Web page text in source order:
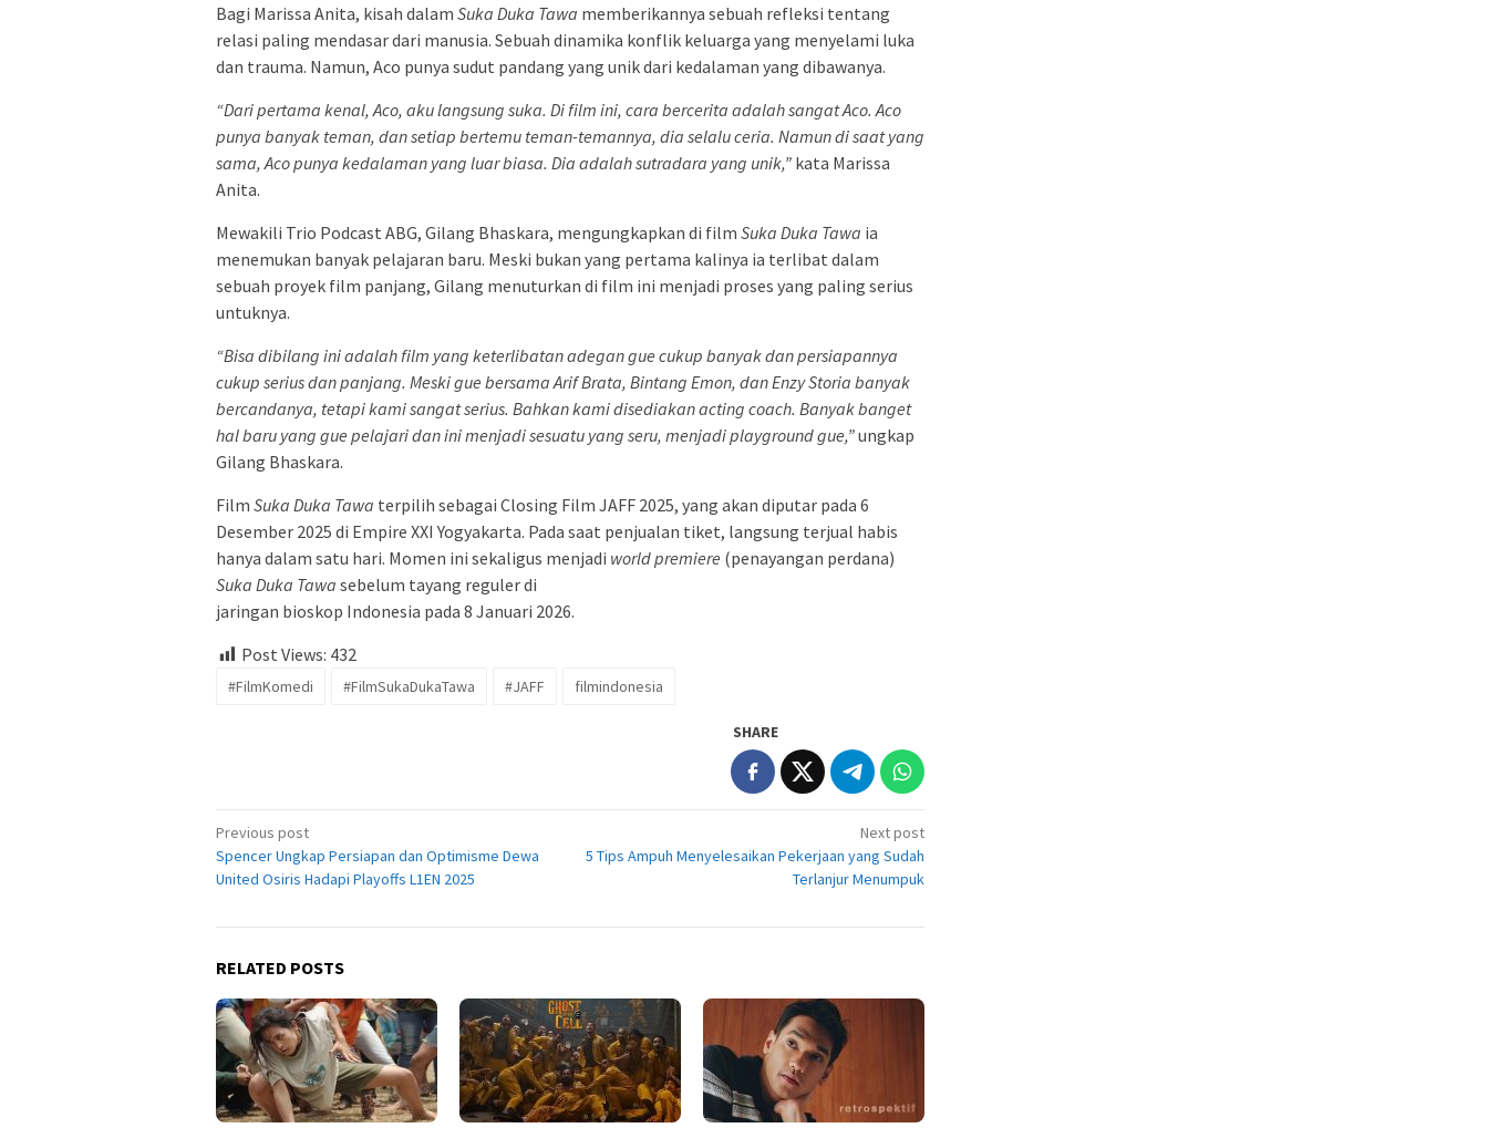
Bagi Marissa Anita, kisah dalam Suka Duka Tawa memberikannya sebuah refleksi tentang
relasi paling mendasar dari manusia. Sebuah dinamika konflik keluarga yang menyelami luka
dan trauma. Namun, Aco punya sudut pandang yang unik dari kedalaman yang dibawanya.
“Dari pertama kenal, Aco, aku langsung suka. Di film ini, cara bercerita adalah sangat Aco. Aco
punya banyak teman, dan setiap bertemu teman-temannya, dia selalu ceria. Namun di saat yang
sama, Aco punya kedalaman yang luar biasa. Dia adalah sutradara yang unik,” kata Marissa
Anita.
Mewakili Trio Podcast ABG, Gilang Bhaskara, mengungkapkan di film Suka Duka Tawa ia
menemukan banyak pelajaran baru. Meski bukan yang pertama kalinya ia terlibat dalam
sebuah proyek film panjang, Gilang menuturkan di film ini menjadi proses yang paling serius
untuknya.
“Bisa dibilang ini adalah film yang keterlibatan adegan gue cukup banyak dan persiapannya
cukup serius dan panjang. Meski gue bersama Arif Brata, Bintang Emon, dan Enzy Storia banyak
bercandanya, tetapi kami sangat serius. Bahkan kami disediakan acting coach. Banyak banget
hal baru yang gue pelajari dan ini menjadi sesuatu yang seru, menjadi playground gue,”ungkap
Gilang Bhaskara.
Film Suka Duka Tawa terpilih sebagai Closing Film JAFF 2025, yang akan diputar pada 6
Desember 2025 di Empire XXI Yogyakarta. Pada saat penjualan tiket, langsung terjual habis
hanya dalam satu hari. Momen ini sekaligus menjadi world premiere (penayangan perdana)
Suka Duka Tawa sebelum tayang reguler di
jaringan bioskop Indonesia pada 8 Januari 2026.
Post Views: 432
#FilmKomedi #FilmSukaDukaTawa #JAFF filmindonesia
SHARE
Post
navigation
Previous post
Spencer Ungkap Persiapan dan Optimisme Dewa
United Osiris Hadapi Playoffs L1EN 2025
Next post
5 Tips Ampuh Menyelesaikan Pekerjaan yang Sudah
Terlanjur Menumpuk
RELATED POSTS